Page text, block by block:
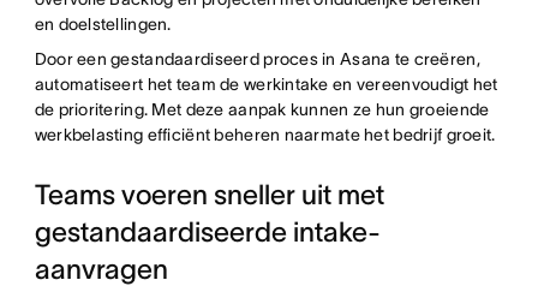
en doelstellingen.
Door een gestandaardiseerd proces in Asana te creëren,
automatiseert het team de werkintake en vereenvoudigt het
de prioritering. Met deze aanpak kunnen ze hun groeiende
werkbelasting efficiënt beheren naarmate het bedrijf groeit.
Teams voeren sneller uit met
gestandaardiseerde intake-
aanvragen